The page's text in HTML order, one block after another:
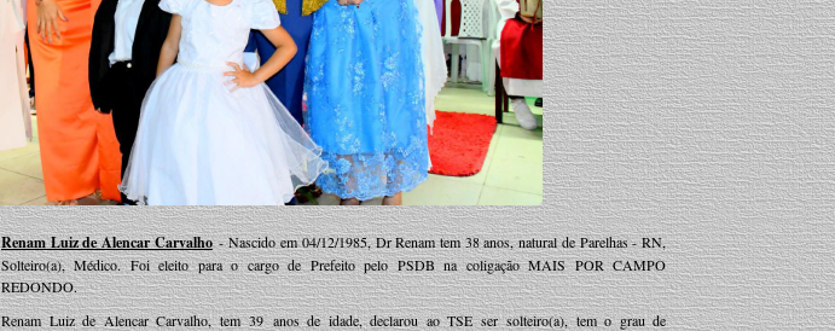
Renam Luiz de Alencar Carvalho- Nascido em 04/12/1985, Dr Renam tem 38 anos, natural de Parelhas - RN,
Solteiro(a), Médico. Foi eleito para o cargo de Prefeito pelo PSDB na coligação MAIS POR CAMPO
REDONDO.
Renam Luiz de Alencar Carvalho, tem 39 anos de idade, declarou ao TSE ser solteiro(a), tem o grau de